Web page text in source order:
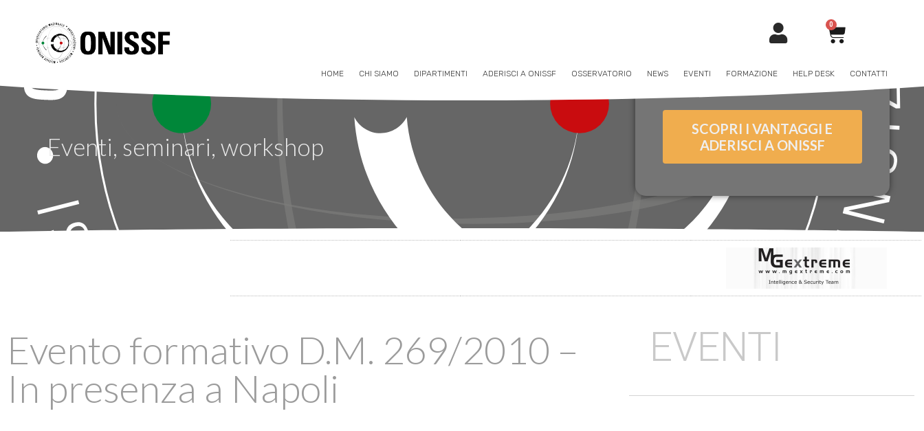
0
HOME CHI SIAMO DIPARTIMENTI ADERISCI A ONISSF OSSERVATORIO NEWS EVENTI FORMAZIONE HELP DESK CONTATTI
Eventi, seminari, workshop
SCOPRI I VANTAGGI E
ADERISCI A ONISSF
Evento formativo D.M. 269/2010 –
In presenza a Napoli
EVENTI